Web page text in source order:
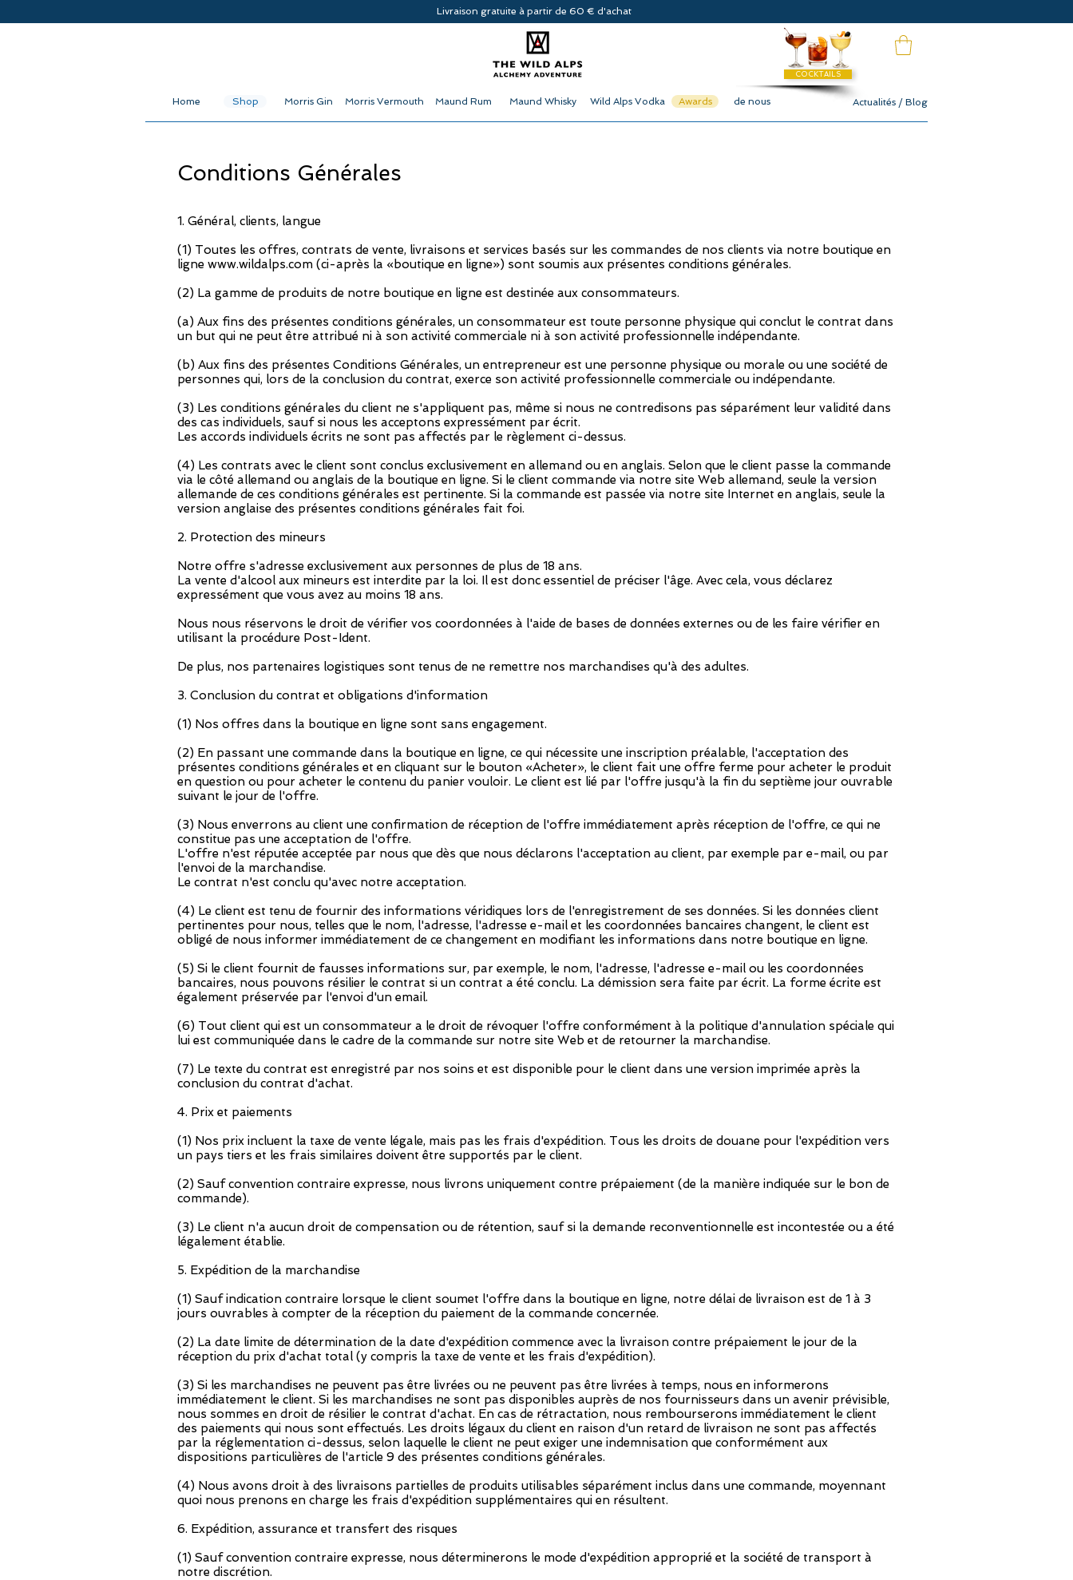
Livraison gratuite à partir de 60 € d'achat
COCKTAILS
Home Shop Morris Gin Maund Rum Maund Whisky Wild Alps Vodka Awards de nous Actualités / Blog
Morris Vermouth
Conditions Générales
1. Général, clients, langue
(1) Toutes les offres, contrats de vente, livraisons et services basés sur les commandes de nos clients via notre boutique en
ligne www.wildalps.com (ci-après la «boutique en ligne») sont soumis aux présentes conditions générales.
(2) La gamme de produits de notre boutique en ligne est destinée aux consommateurs.
(a) Aux fins des présentes conditions générales, un consommateur est toute personne physique qui conclut le contrat dans
un but qui ne peut être attribué ni à son activité commerciale ni à son activité professionnelle indépendante.
(b) Aux fins des présentes Conditions Générales, un entrepreneur est une personne physique ou morale ou une société de
personnes qui, lors de la conclusion du contrat, exerce son activité professionnelle commerciale ou indépendante.
(3) Les conditions générales du client ne s'appliquent pas, même si nous ne contredisons pas séparément leur validité dans
des cas individuels, sauf si nous les acceptons expressément par écrit.
Les accords individuels écrits ne sont pas affectés par le règlement ci-dessus.
(4) Les contrats avec le client sont conclus exclusivement en allemand ou en anglais. Selon que le client passe la commande
via le côté allemand ou anglais de la boutique en ligne. Si le client commande via notre site Web allemand, seule la version
allemande de ces conditions générales est pertinente. Si la commande est passée via notre site Internet en anglais, seule la
version anglaise des présentes conditions générales fait foi.
2. Protection des mineurs
Notre offre s'adresse exclusivement aux personnes de plus de 18 ans.
La vente d'alcool aux mineurs est interdite par la loi. Il est donc essentiel de préciser l'âge. Avec cela, vous déclarez
expressément que vous avez au moins 18 ans.
Nous nous réservons le droit de vérifier vos coordonnées à l'aide de bases de données externes ou de les faire vérifier en
utilisant la procédure Post-Ident.
De plus, nos partenaires logistiques sont tenus de ne remettre nos marchandises qu'à des adultes.
3. Conclusion du contrat et obligations d'information
(1) Nos offres dans la boutique en ligne sont sans engagement.
(2) En passant une commande dans la boutique en ligne, ce qui nécessite une inscription préalable, l'acceptation des
présentes conditions générales et en cliquant sur le bouton «Acheter», le client fait une offre ferme pour acheter le produit
en question ou pour acheter le contenu du panier vouloir. Le client est lié par l'offre jusqu'à la fin du septième jour ouvrable
suivant le jour de l'offre.
(3) Nous enverrons au client une confirmation de réception de l'offre immédiatement après réception de l'offre, ce qui ne
constitue pas une acceptation de l'offre.
L'offre n'est réputée acceptée par nous que dès que nous déclarons l'acceptation au client, par exemple par e-mail, ou par
l'envoi de la marchandise.
Le contrat n'est conclu qu'avec notre acceptation.
(4) Le client est tenu de fournir des informations véridiques lors de l'enregistrement de ses données. Si les données client
pertinentes pour nous, telles que le nom, l'adresse, l'adresse e-mail et les coordonnées bancaires changent, le client est
obligé de nous informer immédiatement de ce changement en modifiant les informations dans notre boutique en ligne.
(5) Si le client fournit de fausses informations sur, par exemple, le nom, l'adresse, l'adresse e-mail ou les coordonnées
bancaires, nous pouvons résilier le contrat si un contrat a été conclu. La démission sera faite par écrit. La forme écrite est
également préservée par l'envoi d'un email.
(6) Tout client qui est un consommateur a le droit de révoquer l'offre conformément à la politique d'annulation spéciale qui
lui est communiquée dans le cadre de la commande sur notre site Web et de retourner la marchandise.
(7) Le texte du contrat est enregistré par nos soins et est disponible pour le client dans une version imprimée après la
conclusion du contrat d'achat.
4. Prix et paiements
(1) Nos prix incluent la taxe de vente légale, mais pas les frais d'expédition. Tous les droits de douane pour l'expédition vers
un pays tiers et les frais similaires doivent être supportés par le client.
(2) Sauf convention contraire expresse, nous livrons uniquement contre prépaiement (de la manière indiquée sur le bon de
commande).
(3) Le client n'a aucun droit de compensation ou de rétention, sauf si la demande reconventionnelle est incontestée ou a été
légalement établie.
5. Expédition de la marchandise
(1) Sauf indication contraire lorsque le client soumet l'offre dans la boutique en ligne, notre délai de livraison est de 1 à 3
jours ouvrables à compter de la réception du paiement de la commande concernée.
(2) La date limite de détermination de la date d'expédition commence avec la livraison contre prépaiement le jour de la
réception du prix d'achat total (y compris la taxe de vente et les frais d'expédition).
(3) Si les marchandises ne peuvent pas être livrées ou ne peuvent pas être livrées à temps, nous en informerons
immédiatement le client. Si les marchandises ne sont pas disponibles auprès de nos fournisseurs dans un avenir prévisible,
nous sommes en droit de résilier le contrat d'achat. En cas de rétractation, nous rembourserons immédiatement le client
des paiements qui nous sont effectués. Les droits légaux du client en raison d'un retard de livraison ne sont pas affectés
par la réglementation ci-dessus, selon laquelle le client ne peut exiger une indemnisation que conformément aux
dispositions particulières de l'article 9 des présentes conditions générales.
(4) Nous avons droit à des livraisons partielles de produits utilisables séparément inclus dans une commande, moyennant
quoi nous prenons en charge les frais d'expédition supplémentaires qui en résultent.
6. Expédition, assurance et transfert des risques
(1) Sauf convention contraire expresse, nous déterminerons le mode d'expédition approprié et la société de transport à
notre discrétion.